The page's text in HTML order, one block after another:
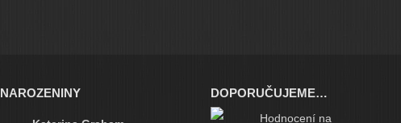
NAROZENINY DOPORUČUJEME…